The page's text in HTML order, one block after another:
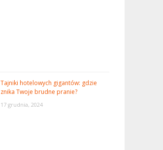
Tajniki hotelowych gigantów: gdzie
znika Twoje brudne pranie?
17 grudnia, 2024